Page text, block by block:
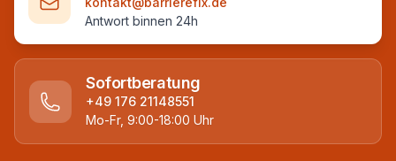
Antwort binnen 24h
Sofortberatung
+49 176 21148551
Mo-Fr, 9:00-18:00 Uhr